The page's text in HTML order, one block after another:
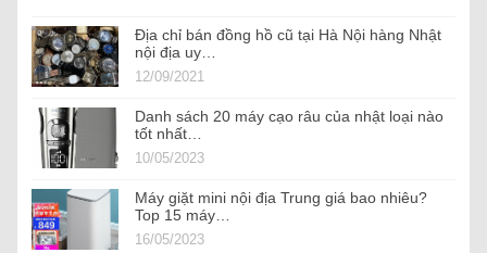
Địa chỉ bán đồng hồ cũ tại Hà Nội hàng Nhật
nội địa uy…
12/09/2021
Danh sách 20 máy cạo râu của nhật loại nào
tốt nhất…
10/05/2023
Máy giặt mini nội địa Trung giá bao nhiêu?
Top 15 máy…
16/05/2023